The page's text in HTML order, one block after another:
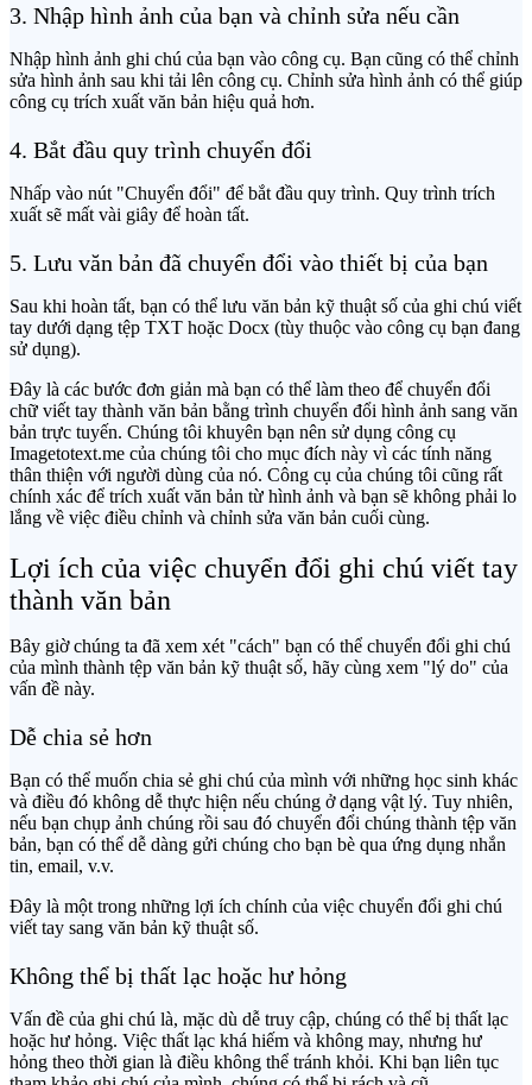
3. Nhập hình ảnh của bạn và chỉnh sửa nếu cần
Nhập hình ảnh ghi chú của bạn vào công cụ. Bạn cũng có thể chỉnh
sửa hình ảnh sau khi tải lên công cụ. Chỉnh sửa hình ảnh có thể giúp
công cụ trích xuất văn bản hiệu quả hơn.
4. Bắt đầu quy trình chuyển đổi
Nhấp vào nút "Chuyển đổi" để bắt đầu quy trình. Quy trình trích
xuất sẽ mất vài giây để hoàn tất.
5. Lưu văn bản đã chuyển đổi vào thiết bị của bạn
Sau khi hoàn tất, bạn có thể lưu văn bản kỹ thuật số của ghi chú viết
tay dưới dạng tệp TXT hoặc Docx (tùy thuộc vào công cụ bạn đang
sử dụng).
Đây là các bước đơn giản mà bạn có thể làm theo để chuyển đổi
chữ viết tay thành văn bản bằng trình chuyển đổi hình ảnh sang văn
bản trực tuyến. Chúng tôi khuyên bạn nên sử dụng công cụ
Imagetotext.me của chúng tôi cho mục đích này vì các tính năng
thân thiện với người dùng của nó. Công cụ của chúng tôi cũng rất
chính xác để trích xuất văn bản từ hình ảnh và bạn sẽ không phải lo
lắng về việc điều chỉnh và chỉnh sửa văn bản cuối cùng.
Lợi ích của việc chuyển đổi ghi chú viết tay
thành văn bản
Bây giờ chúng ta đã xem xét "cách" bạn có thể chuyển đổi ghi chú
của mình thành tệp văn bản kỹ thuật số, hãy cùng xem "lý do" của
vấn đề này.
Dễ chia sẻ hơn
Bạn có thể muốn chia sẻ ghi chú của mình với những học sinh khác
và điều đó không dễ thực hiện nếu chúng ở dạng vật lý. Tuy nhiên,
nếu bạn chụp ảnh chúng rồi sau đó chuyển đổi chúng thành tệp văn
bản, bạn có thể dễ dàng gửi chúng cho bạn bè qua ứng dụng nhắn
tin, email, v.v.
Đây là một trong những lợi ích chính của việc chuyển đổi ghi chú
viết tay sang văn bản kỹ thuật số.
Không thể bị thất lạc hoặc hư hỏng
Vấn đề của ghi chú là, mặc dù dễ truy cập, chúng có thể bị thất lạc
hoặc hư hỏng. Việc thất lạc khá hiếm và không may, nhưng hư
hỏng theo thời gian là điều không thể tránh khỏi. Khi bạn liên tục